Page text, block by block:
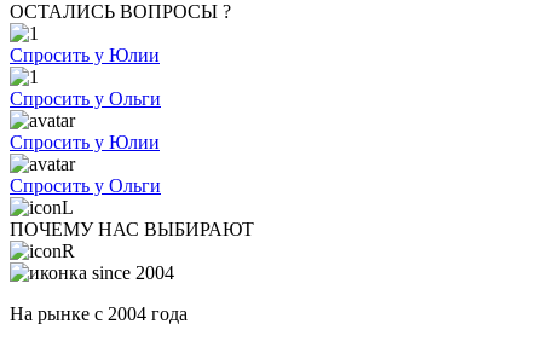
ОСТАЛИСЬ ВОПРОСЫ ?
Спросить у Юлии
Спросить у Ольги
Спросить у Юлии
Спросить у Ольги
ПОЧЕМУ НАС ВЫБИРАЮТ
На рынке с 2004 года